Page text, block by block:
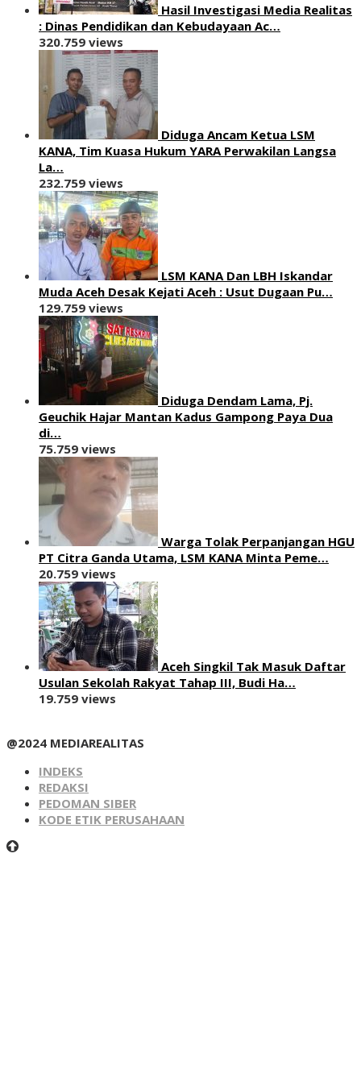
Hasil Investigasi Media Realitas
: ‎Dinas Pendidikan dan Kebudayaan Ac…
320.759 views
Diduga Ancam Ketua LSM
KANA, Tim Kuasa Hukum YARA Perwakilan Langsa
La…
232.759 views
LSM KANA Dan LBH Iskandar
Muda Aceh Desak Kejati Aceh : Usut Dugaan Pu…
129.759 views
Diduga Dendam Lama, Pj.
Geuchik Hajar Mantan Kadus Gampong Paya Dua
di…
75.759 views
Warga Tolak Perpanjangan HGU
PT Citra Ganda Utama, LSM KANA Minta Peme…
20.759 views
Aceh Singkil Tak Masuk Daftar
Usulan Sekolah Rakyat Tahap III, Budi Ha…
19.759 views
@2024 MEDIAREALITAS
INDEKS
REDAKSI
PEDOMAN SIBER
KODE ETIK PERUSAHAAN